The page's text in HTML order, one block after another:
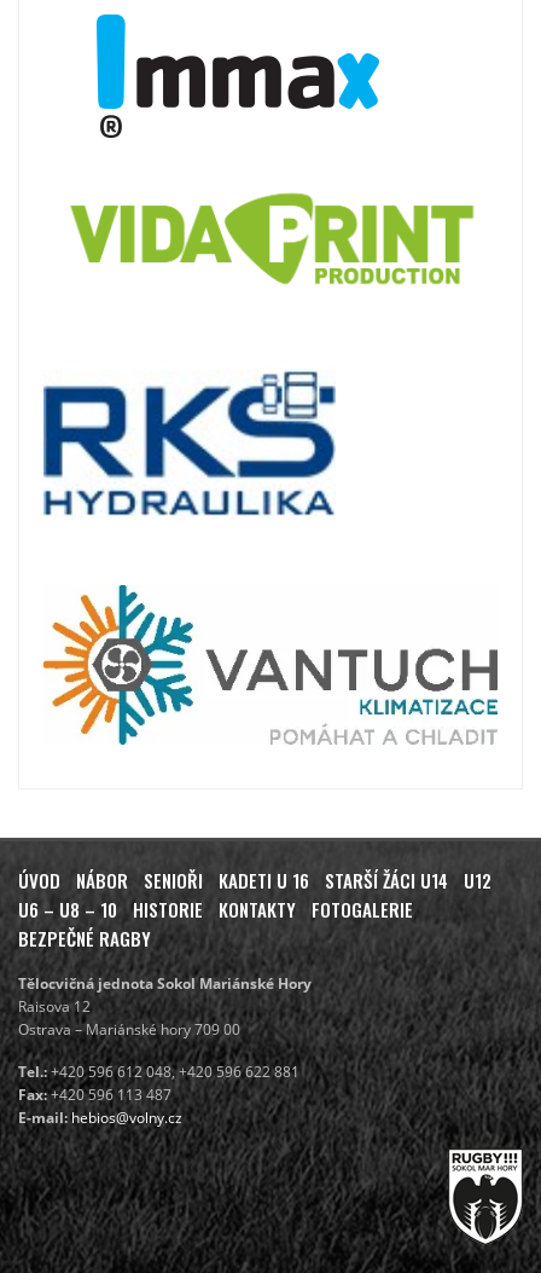
ÚVOD NÁBOR SENIOŘI KADETI U 16 STARŠÍ ŽÁCI U14
U12
U6 – U8 – 10 HISTORIE KONTAKTY
FOTOGALERIE
BEZPEČNÉ RAGBY
Tělocvičná jednota Sokol Mariánské Hory
Raisova 12
Ostrava – Mariánské hory 709 00
Tel.:+420 596 612 048, +420 596 622 881
Fax:+420 596 113 487
E-mail:hebios@volny.cz